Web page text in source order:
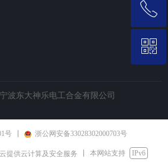
宁波东大神乐电工合金有限公司
号 浙公网安备33028302000703号
提供云计算及安全服务 本网站支持 IPv6
回到顶部
ꂅ
0574-59517732/88950698
ꀥ